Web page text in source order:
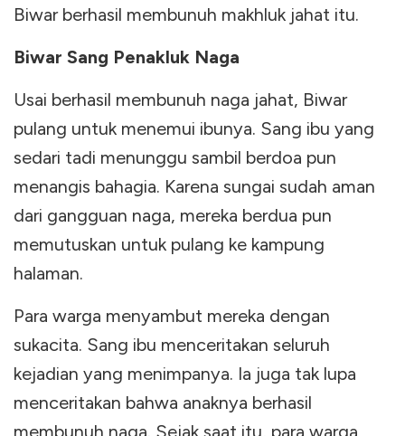
Biwar berhasil membunuh makhluk jahat itu.
Biwar Sang Penakluk Naga
Usai berhasil membunuh naga jahat, Biwar
pulang untuk menemui ibunya. Sang ibu yang
sedari tadi menunggu sambil berdoa pun
menangis bahagia. Karena sungai sudah aman
dari gangguan naga, mereka berdua pun
memutuskan untuk pulang ke kampung
halaman.
Para warga menyambut mereka dengan
sukacita. Sang ibu menceritakan seluruh
kejadian yang menimpanya. Ia juga tak lupa
menceritakan bahwa anaknya berhasil
membunuh naga. Sejak saat itu, para warga